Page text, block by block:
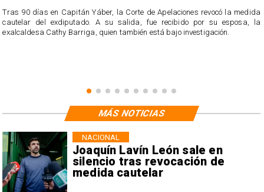
Tras 90 días en Capitán Yáber, la Corte de Apelaciones revocó la medida
cautelar del exdiputado. A su salida, fue recibido por su esposa, la
exalcaldesa Cathy Barriga, quien también está bajo investigación.
Joaquín Lavín León sale en
silencio tras revocación de
medida cautelar
NACIONAL
MÁS NOTICIAS